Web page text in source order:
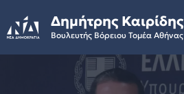
to
content
Δημήτρης Καιρίδης
Βουλευτής Βόρειου Τομέα Αθήνας